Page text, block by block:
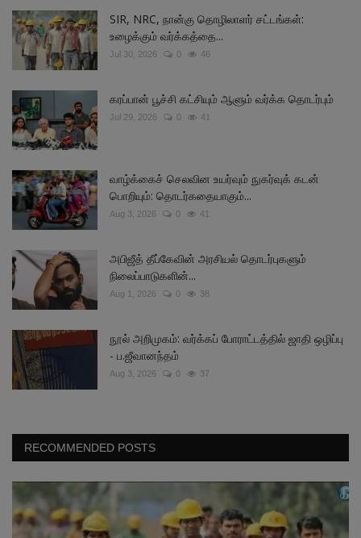
SIR, NRC, நான்கு தொழிலாளர் சட்டங்கள்:
உழைக்கும் வர்க்கத்தை...
Jul 30, 2026 0 46
கரப்பான் பூச்சி கட்சியும் ஆளும் வர்க்க தொடர்பும்
Jul 29, 2026 0 41
வாழ்க்கைச் செலவின உயர்வும் நுகர்வுக் கடன்
பொறியும்: தொடர்கதையாகும்...
Aug 3, 2026 0 41
அபிஜீத் தீப்கேவின் அரசியல் தொடர்புகளும்
நிலைப்பாடுகளின்...
Aug 1, 2026 0 38
நூல் அறிமுகம்: வர்க்கப் போராட்டத்தில் ஜாதி ஒழிப்பு
- ப.ஜீவானந்தம்
Aug 3, 2026 0 37
RECOMMENDED POSTS